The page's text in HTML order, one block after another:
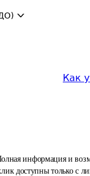
Как
информация и
доступны только с